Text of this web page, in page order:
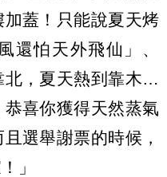
蓋！只能說夏天烤
還怕天外飛仙」、
北，夏天熱到靠木…
喜你獲得天然蒸氣
選舉謝票的時候，
」